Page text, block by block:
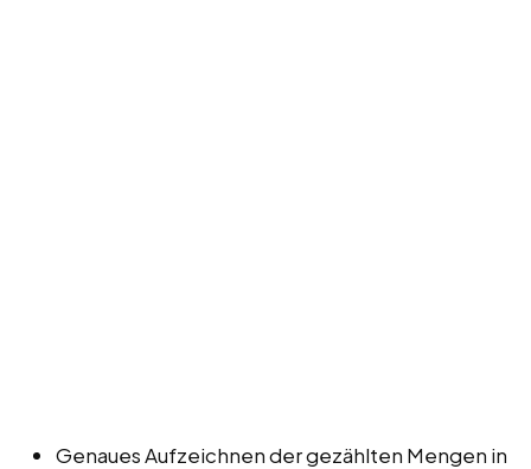
Genaues Aufzeichnen der gezählten Mengen in